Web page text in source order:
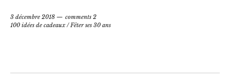
3 décembre 2018
comments 2
100 idées de cadeaux/Fêter ses 30 ans